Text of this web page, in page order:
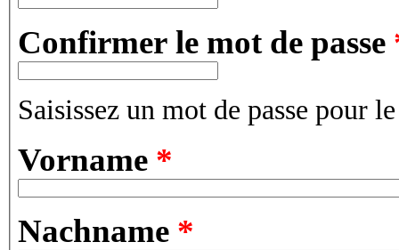
Confirmer le mot de passe
Saisissez un mot de passe pour
Vorname *
Nachname *